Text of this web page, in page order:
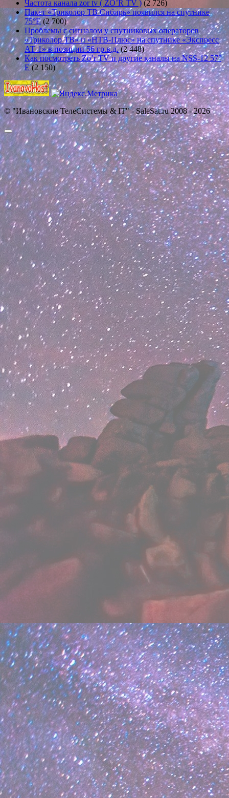
Частота канала zor tv ( ZO’R TV ) (2 726)
Пакет «Триколор ТВ Сибирь» появился на спутнике
75°E (2 700)
Проблемы с сигналом у спутниковых операторов
«Триколор ТВ» и «НТВ-Плюс» на спутнике «Экспресс
АТ-1» в позиции 56 гр.в.д. (2 448)
Как посмотреть Zo’r TV и другие каналы на NSS-12 57°
E (2 150)
© "Ивановские ТелеСистемы & IT" - SaleSat.ru 2008 - 2026
Прокрутить
вверх